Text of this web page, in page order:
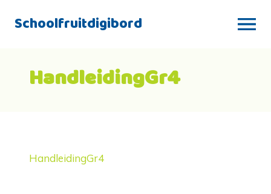
Schoolfruitdigibord
HandleidingGr4
HandleidingGr4